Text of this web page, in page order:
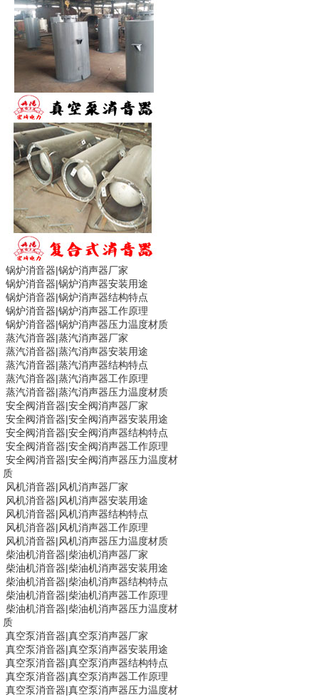
锅炉消音器|锅炉消声器厂家
锅炉消音器|锅炉消声器安装用途
锅炉消音器|锅炉消声器结构特点
锅炉消音器|锅炉消声器工作原理
锅炉消音器|锅炉消声器压力温度材质
蒸汽消音器|蒸汽消声器厂家
蒸汽消音器|蒸汽消声器安装用途
蒸汽消音器|蒸汽消声器结构特点
蒸汽消音器|蒸汽消声器工作原理
蒸汽消音器|蒸汽消声器压力温度材质
安全阀消音器|安全阀消声器厂家
安全阀消音器|安全阀消声器安装用途
安全阀消音器|安全阀消声器结构特点
安全阀消音器|安全阀消声器工作原理
安全阀消音器|安全阀消声器压力温度材
质
风机消音器|风机消声器厂家
风机消音器|风机消声器安装用途
风机消音器|风机消声器结构特点
风机消音器|风机消声器工作原理
风机消音器|风机消声器压力温度材质
柴油机消音器|柴油机消声器厂家
柴油机消音器|柴油机消声器安装用途
柴油机消音器|柴油机消声器结构特点
柴油机消音器|柴油机消声器工作原理
柴油机消音器|柴油机消声器压力温度材
质
真空泵消音器|真空泵消声器厂家
真空泵消音器|真空泵消声器安装用途
真空泵消音器|真空泵消声器结构特点
真空泵消音器|真空泵消声器工作原理
真空泵消音器|真空泵消声器压力温度材